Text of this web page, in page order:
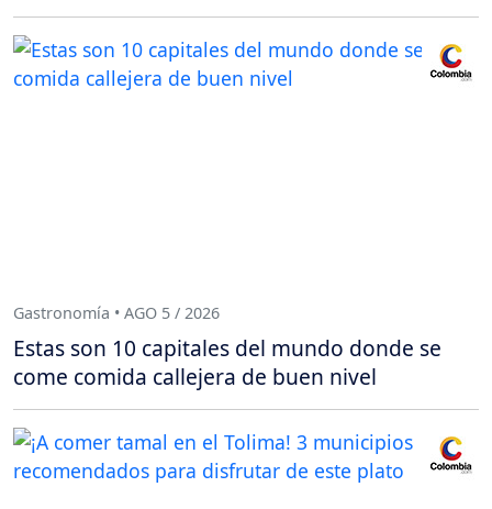
Gastronomía • AGO 5 / 2026
Estas son 10 capitales del mundo donde se
come comida callejera de buen nivel